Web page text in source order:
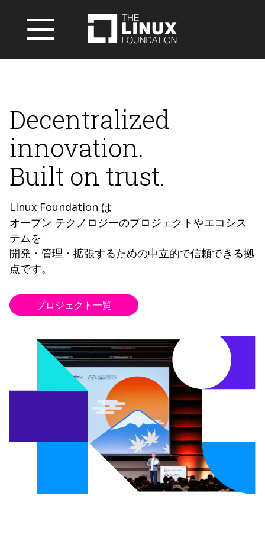
Decentralized
innovation.
Built on trust.
Linux Foundation は
オープン テクノロジーのプロジェクトやエコシス
テムを
開発・管理・拡張するための中立的で信頼できる拠
点です。
プロジェクト一覧